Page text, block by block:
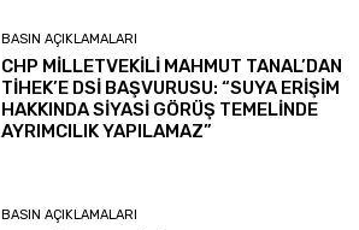
BASIN AÇIKLAMALARI
CHP MİLLETVEKİLİ MAHMUT TANAL’DAN
TİHEK’E DSİ BAŞVURUSU: “SUYA ERİŞİM
HAKKINDA SİYASİ GÖRÜŞ TEMELİNDE
AYRIMCILIK YAPILAMAZ”
BASIN AÇIKLAMALARI